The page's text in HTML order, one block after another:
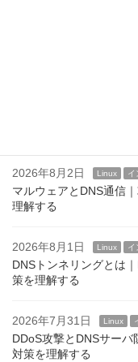
2026年8月2日 Linux イ
マルウェアとDNS通信
理解する
2026年8月1日 Linux イ
DNSトンネリングとは
策を理解する
2026年7月31日 Linux
DDoS攻撃とDNSサー
対策を理解する